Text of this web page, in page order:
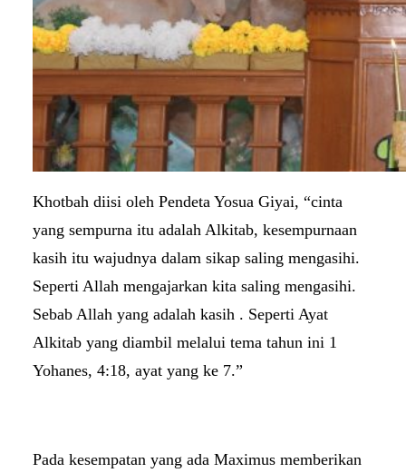
Khotbah diisi oleh Pendeta Yosua Giyai, “cinta
yang sempurna itu adalah Alkitab, kesempurnaan
kasih itu wajudnya dalam sikap saling mengasihi.
Seperti Allah mengajarkan kita saling mengasihi.
Sebab Allah yang adalah kasih . Seperti Ayat
Alkitab yang diambil melalui tema tahun ini 1
Yohanes, 4:18, ayat yang ke 7.”
Pada kesempatan yang ada Maximus memberikan